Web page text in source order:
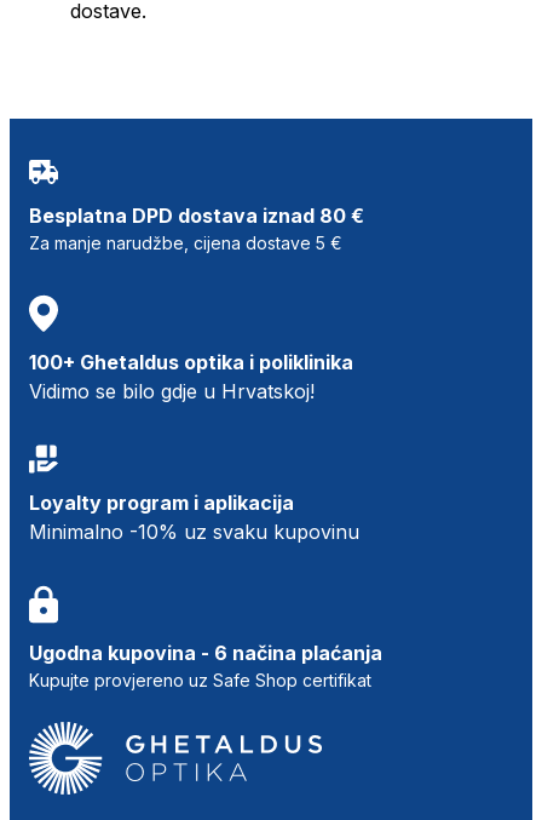
dostave.
Besplatna DPD dostava iznad 80 €
Za manje narudžbe, cijena dostave 5 €
100+ Ghetaldus optika i poliklinika
Vidimo se bilo gdje u Hrvatskoj!
Loyalty program i aplikacija
Minimalno -10% uz svaku kupovinu
Ugodna kupovina - 6 načina plaćanja
Kupujte provjereno uz Safe Shop certifikat